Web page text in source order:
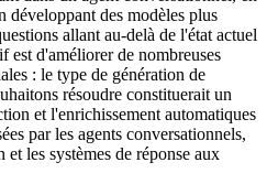
développant des modèles plus
allant au-delà de l'état actuel
est d'améliorer de nombreuses
: le type de génération de
résoudre constituerait un
et l'enrichissement automatiques
par les agents conversationnels,
et les systèmes de réponse aux